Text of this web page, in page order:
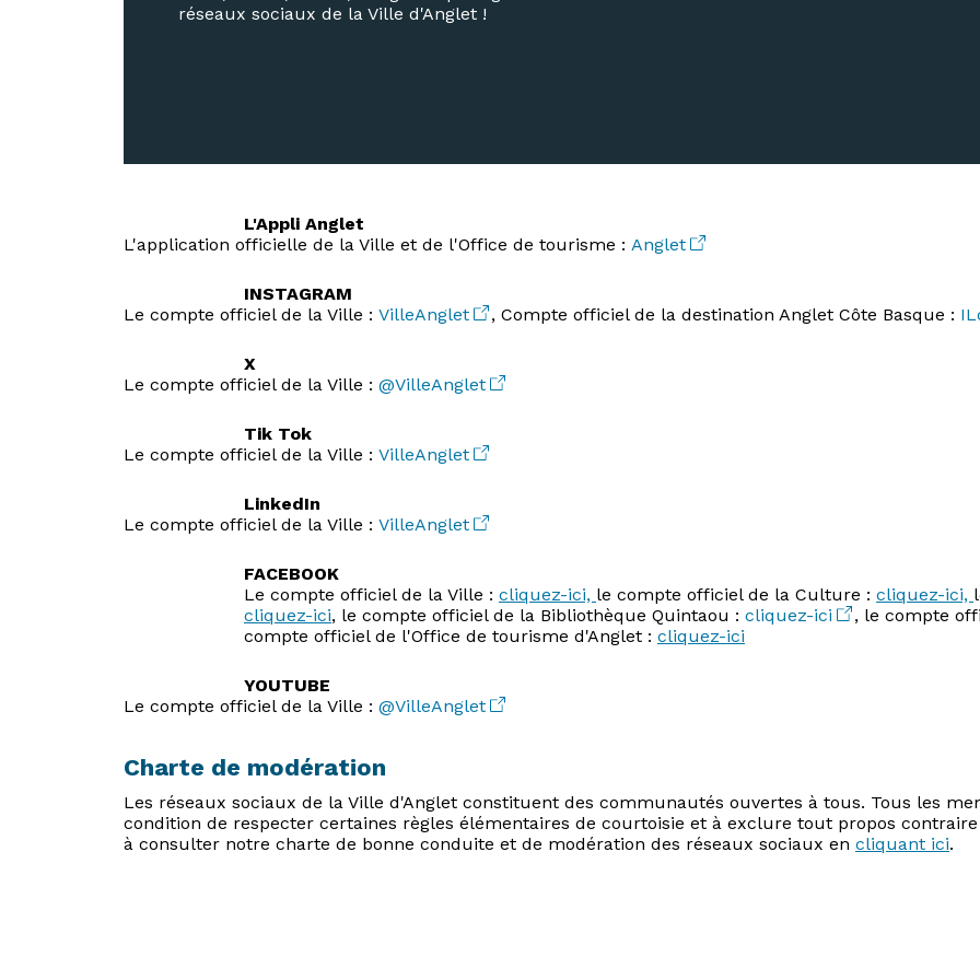
réseaux sociaux de la Ville d'Anglet !
L'Appli Anglet
L'application officielle de la Ville et de l'Office de tourisme : Anglet
INSTAGRAM
Le compte officiel de la Ville : VilleAnglet , Compte officiel de la destination Anglet Côte Basque :
X
Le compte officiel de la Ville : @VilleAnglet
Tik Tok
Le compte officiel de la Ville : VilleAnglet
LinkedIn
Le compte officiel de la Ville : VilleAnglet
FACEBOOK
Le compte officiel de la Ville : cliquez-ici, le compte officiel de la Culture : cliquez-ici,
cliquez-ici, le compte officiel de la Bibliothèque Quintaou : cliquez-ici , le compte
compte officiel de l'Office de tourisme d'Anglet : cliquez-ici
YOUTUBE
Le compte officiel de la Ville : @VilleAnglet
Charte de modération
Les réseaux sociaux de la Ville d'Anglet constituent des communautés ouvertes à tous. Tous les
condition de respecter certaines règles élémentaires de courtoisie et à exclure tout propos
à consulter notre charte de bonne conduite et de modération des réseaux sociaux en cliquant ici.